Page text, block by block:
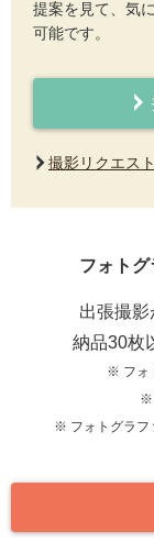
提案を見て、気
可能です。
撮影リクエス
フォト
出張撮影
納品30枚
※ フォ
※
※ フォトグラフ